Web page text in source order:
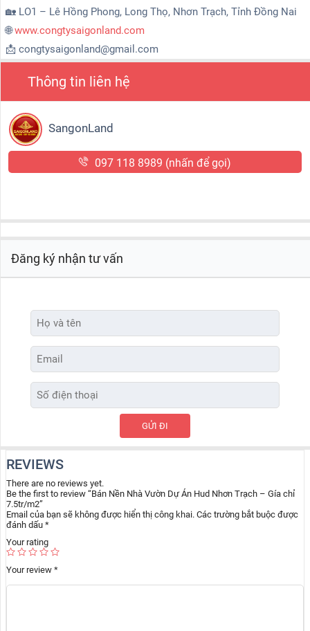
🏡 LO1 – Lê Hồng Phong, Long Thọ, Nhơn Trạch, Tỉnh Đồng Nai
🌐www.congtysaigonland.com
📩 congtysaigonland@gmail.com
Thông tin liên hệ
SangonLand
097 118 8989 (nhấn để gọi)
Đăng ký nhận tư vấn
REVIEWS
There are no reviews yet.
Be the first to review “Bán Nền Nhà Vườn Dự Án Hud Nhơn Trạch – Gía chỉ
7.5tr/m2”
Email của bạn sẽ không được hiển thị công khai. Các trường bắt buộc được
đánh dấu *
Your rating
Your review *